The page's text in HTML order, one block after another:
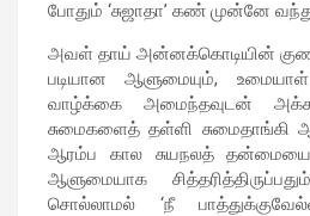
போதும் ‘சுஜாதா’ கண் முன்னே
அவள் தாய் அன்னக்கொடியின்
படியான ஆளுமையும்,
வாழ்க்கை அமைந்தவுடன்
சுமைகளைத் தள்ளி சுமைதாங்கி
ஆரம்ப கால சுயநலத் தன்மையை
ஆளுமையாக
சொல்லாமல் ‘நீ